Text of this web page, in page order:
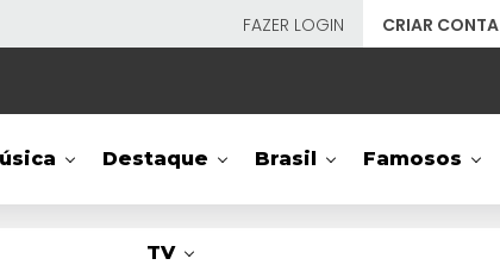
FAZER LOGIN CRIAR CONTA
Destaque Brasil Famosos
TV